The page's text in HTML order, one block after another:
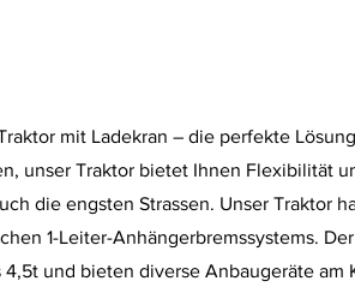
mit Ladekran – die perfekte
unser Traktor bietet Ihnen Flexibilität
die engsten Strassen. Unser Traktor
1-Leiter-Anhängerbremssystems.
und bieten diverse Anbaugeräte am